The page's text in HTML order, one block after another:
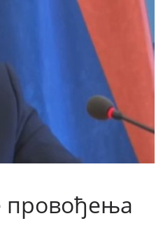
провођења